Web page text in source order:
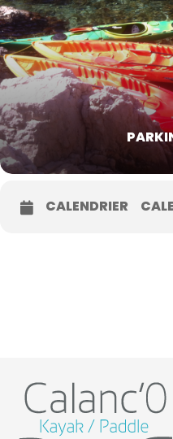
CALENDRIER